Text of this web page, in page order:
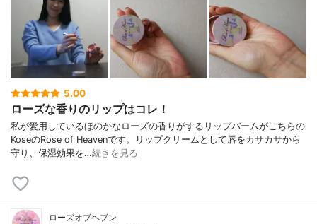
5.00
ローズな香りのリップはコレ！
私が愛用しているほのかなローズの香りがするリップバームがこちらの
KoseのRose of Heavenです。リップクリームとして唇をカサカサから
守り、保湿効果を…続きを見る
ローズオブヘブン